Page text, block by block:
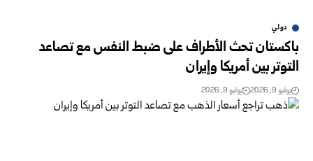
دولي
باكستان تحث الأطراف على ضبط النفس مع تصاعد
التوتر بين أمريكا وإيران
يوليو 9, 2026 يوليو 9, 2026